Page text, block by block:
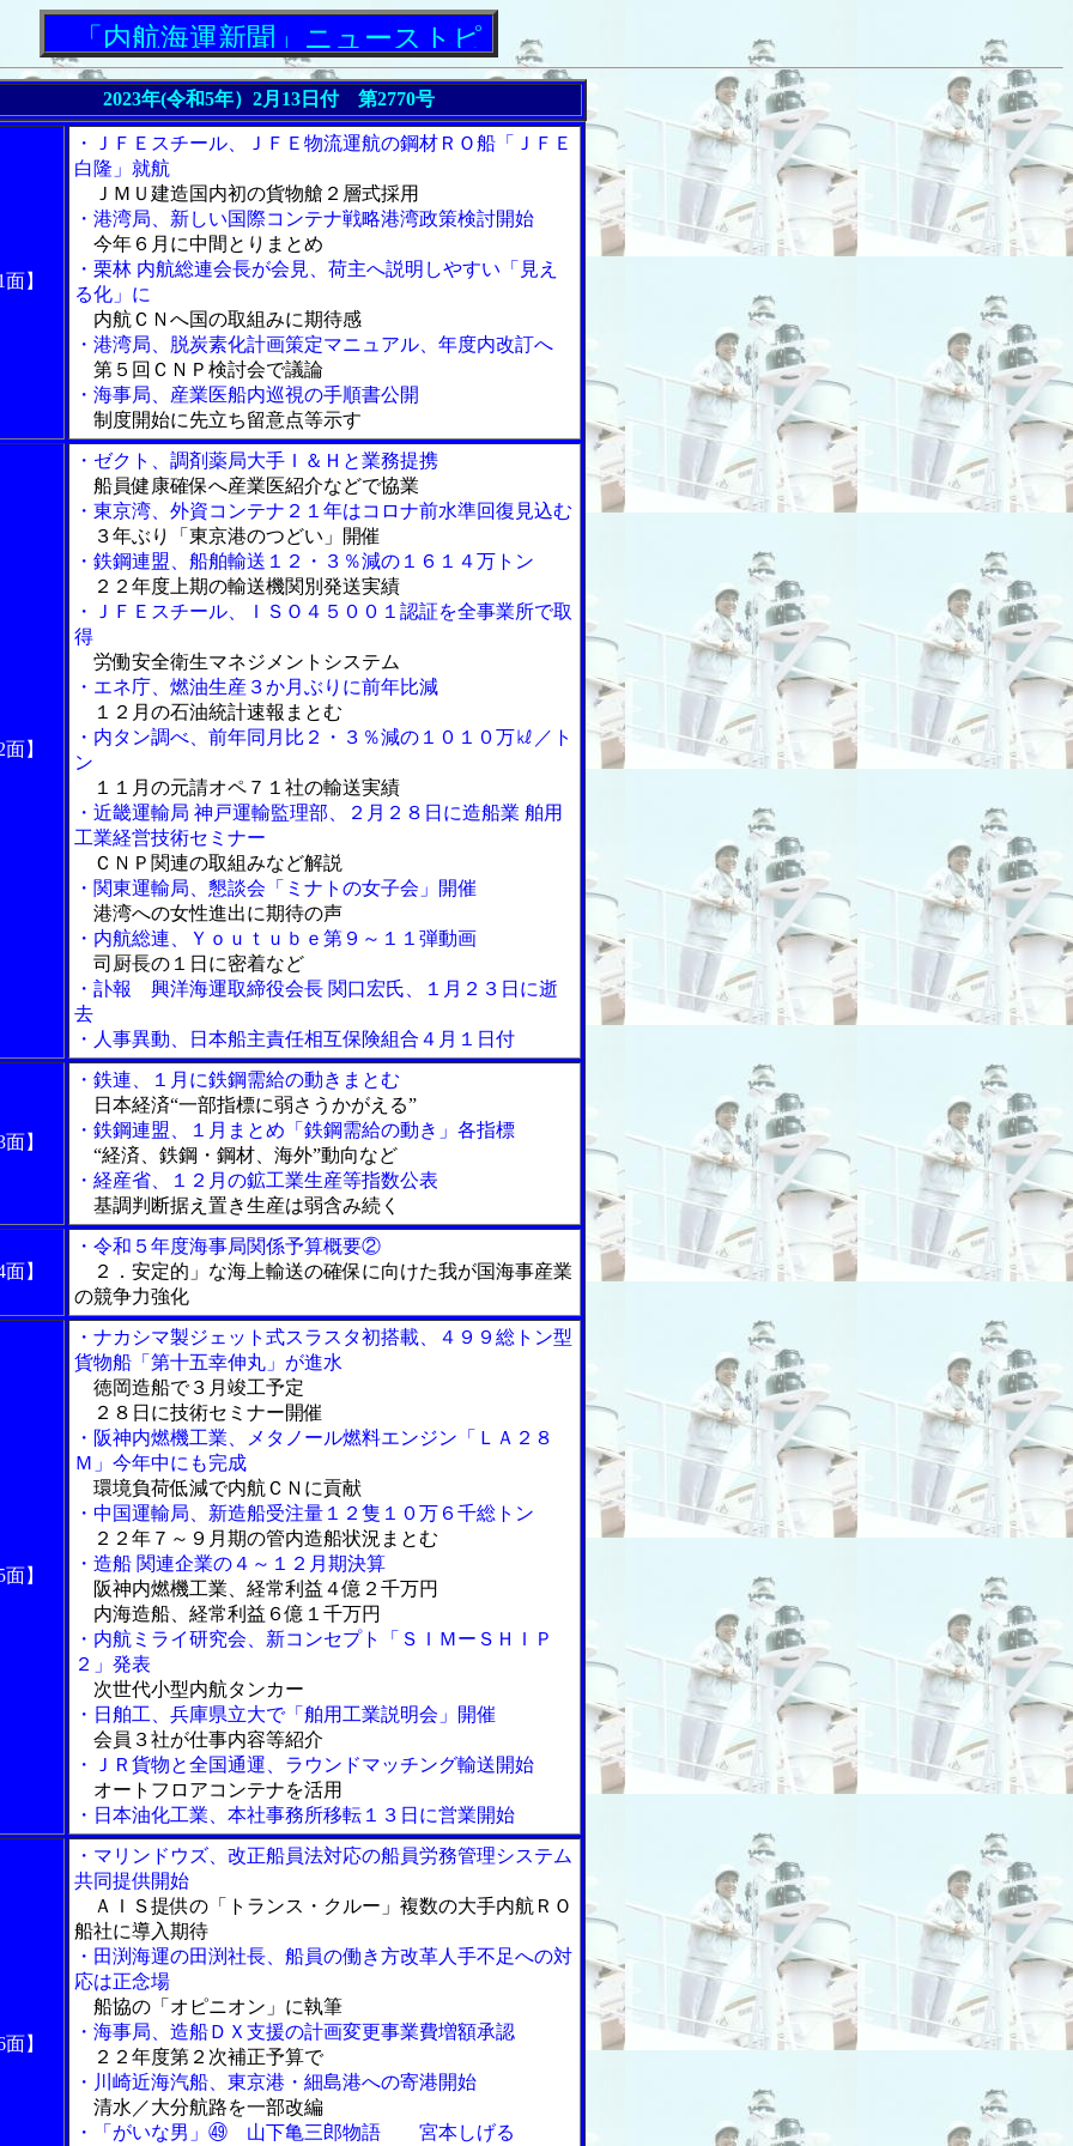
「内航海運新聞」ニューストピックス
2023年(令和5年）2月13日付 第2770号
】
・ＪＦＥスチール、ＪＦＥ物流運航の鋼材ＲＯ船「ＪＦＥ
白隆」就航
ＪＭＵ建造国内初の貨物艙２層式採用
・港湾局、新しい国際コンテナ戦略港湾政策検討開始
今年６月に中間とりまとめ
・栗林 内航総連会長が会見、荷主へ説明しやすい「見え
る化」に
内航ＣＮへ国の取組みに期待感
・港湾局、脱炭素化計画策定マニュアル、年度内改訂へ
第５回ＣＮＰ検討会で議論
・海事局、産業医船内巡視の手順書公開
制度開始に先立ち留意点等示す
】
・ゼクト、調剤薬局大手Ｉ＆Ｈと業務提携
船員健康確保へ産業医紹介などで協業
・東京湾、外資コンテナ２１年はコロナ前水準回復見込む
３年ぶり「東京港のつどい」開催
・鉄鋼連盟、船舶輸送１２・３％減の１６１４万トン
２２年度上期の輸送機関別発送実績
・ＪＦＥスチール、ＩＳＯ４５００１認証を全事業所で取
得
労働安全衛生マネジメントシステム
・エネ庁、燃油生産３か月ぶりに前年比減
１２月の石油統計速報まとむ
・内タン調べ、前年同月比２・３％減の１０１０万㎘／ト
ン
１１月の元請オペ７１社の輸送実績
・近畿運輸局 神戸運輸監理部、２月２８日に造船業 舶用
工業経営技術セミナー
ＣＮＰ関連の取組みなど解説
・関東運輸局、懇談会「ミナトの女子会」開催
港湾への女性進出に期待の声
・内航総連、Ｙｏｕｔｕｂｅ第９～１１弾動画
司厨長の１日に密着など
・訃報 興洋海運取締役会長 関口宏氏、１月２３日に逝
去
・人事異動、日本船主責任相互保険組合４月１日付
】
・鉄連、１月に鉄鋼需給の動きまとむ
日本経済“一部指標に弱さうかがえる”
・鉄鋼連盟、１月まとめ「鉄鋼需給の動き」各指標
“経済、鉄鋼・鋼材、海外”動向など
・経産省、１２月の鉱工業生産等指数公表
基調判断据え置き生産は弱含み続く
】
・令和５年度海事局関係予算概要②
２．安定的」な海上輸送の確保に向けた我が国海事産業
の競争力強化
】
・ナカシマ製ジェット式スラスタ初搭載、４９９総トン型
貨物船「第十五幸伸丸」が進水
徳岡造船で３月竣工予定
２８日に技術セミナー開催
・阪神内燃機工業、メタノール燃料エンジン「ＬＡ２８
Ｍ」今年中にも完成
環境負荷低減で内航ＣＮに貢献
・中国運輸局、新造船受注量１２隻１０万６千総トン
２２年７～９月期の管内造船状況まとむ
・造船 関連企業の４～１２月期決算
阪神内燃機工業、経常利益４億２千万円
内海造船、経常利益６億１千万円
・内航ミライ研究会、新コンセプト「ＳＩＭーＳＨＩＰ
２」発表
次世代小型内航タンカー
・日舶工、兵庫県立大で「舶用工業説明会」開催
会員３社が仕事内容等紹介
・ＪＲ貨物と全国通運、ラウンドマッチング輸送開始
オートフロアコンテナを活用
・日本油化工業、本社事務所移転１３日に営業開始
】
・マリンドウズ、改正船員法対応の船員労務管理システム
共同提供開始
ＡＩＳ提供の「トランス・クルー」複数の大手内航ＲＯ
船社に導入期待
・田渕海運の田渕社長、船員の働き方改革人手不足への対
応は正念場
船協の「オピニオン」に執筆
・海事局、造船ＤＸ支援の計画変更事業費増額承認
２２年度第２次補正予算で
・川崎近海汽船、東京港・細島港への寄港開始
清水／大分航路を一部改編
・「がいな男」㊾ 山下亀三郎物語 宮本しげる